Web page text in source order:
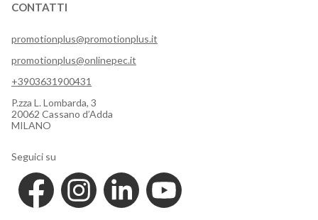
CONTATTI
promotionplus@promotionplus.it
promotionplus@onlinepec.it
+3903631900431
P.zza L. Lombarda, 3
20062 Cassano d’Adda
MILANO
Seguici su